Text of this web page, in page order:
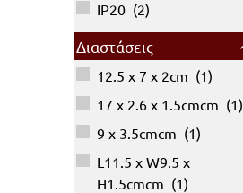
IP20 (2)
Διαστάσεις
12.5 x 7 x 2cm (1)
17 x 2.6 x 1.5cmcm (1)
9 x 3.5cmcm (1)
L11.5 x W9.5 x
H1.5cmcm (1)
LED Λάμπες G4
Επιδαπέδια Alien Design
Φωτιστικά Μπάνιου-Πινάκων
Φωτιστικά Ντουλαπιών-Ντουλάπας
Φωτάκια Νυκτός
Φωτιστικά Οδικού Δικτύου
Ραγοϋλικό Ταινιών LED
Καλύματα για προφίλ Αλουμινίου